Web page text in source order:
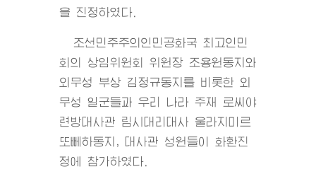
을 진정하였다.
조선민주주의인민공화국 최고인민
회의 상임위원회 위원장 조용원동지와
외무성 부상 김정규동지를 비롯한 외
무성 일군들과 우리 나라 주재 로씨야
련방대사관 림시대리대사 울라지미르
또뻬하동지, 대사관 성원들이 화환진
정에 참가하였다.